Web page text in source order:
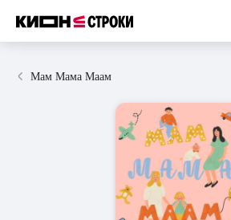
Мам Мама Маам